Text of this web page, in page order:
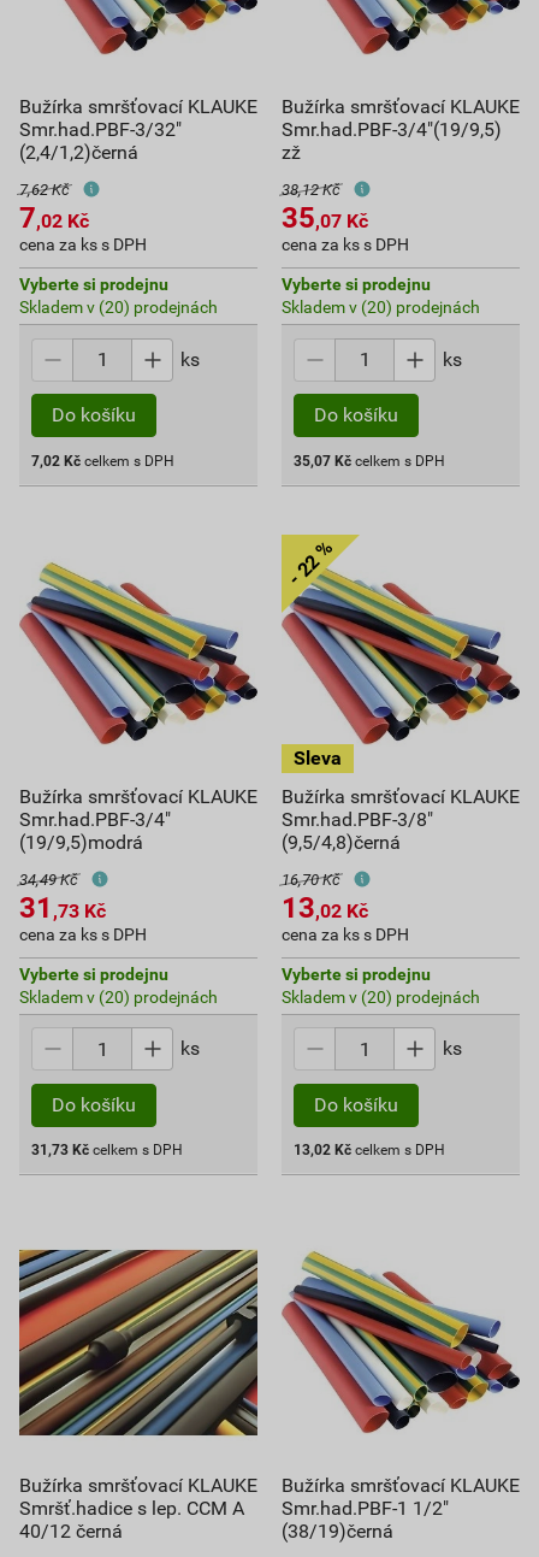
Bužírka smršťovací KLAUKE
Smr.had.PBF-3/32"
(2,4/1,2)černá
7,62 Kč
7,02 Kč
cena za ks s DPH
Vyberte si prodejnu
Skladem v (20) prodejnách
ks
Do košíku
7,02 Kč celkem s DPH
Bužírka smršťovací KLAUKE
Smr.had.PBF-3/4"(19/9,5)
zž
38,12 Kč
35,07 Kč
cena za ks s DPH
Vyberte si prodejnu
Skladem v (20) prodejnách
ks
Do košíku
35,07 Kč celkem s DPH
Bužírka smršťovací KLAUKE
Smr.had.PBF-3/4"
(19/9,5)modrá
34,49 Kč
31 ,73 Kč
cena za ks s DPH
Vyberte si prodejnu
Skladem v (20) prodejnách
ks
Do košíku
31,73 Kč celkem s DPH
Bužírka smršťovací KLAUKE
Smr.had.PBF-3/8"
(9,5/4,8)černá
16,70 Kč
13,02 Kč
cena za ks s DPH
Vyberte si prodejnu
Skladem v (20) prodejnách
ks
Do košíku
13,02 Kč celkem s DPH
Bužírka smršťovací KLAUKE
Smršť.hadice s lep. CCM A
40/12 černá
Bužírka smršťovací KLAUKE
Smr.had.PBF-1 1/2"
(38/19)černá